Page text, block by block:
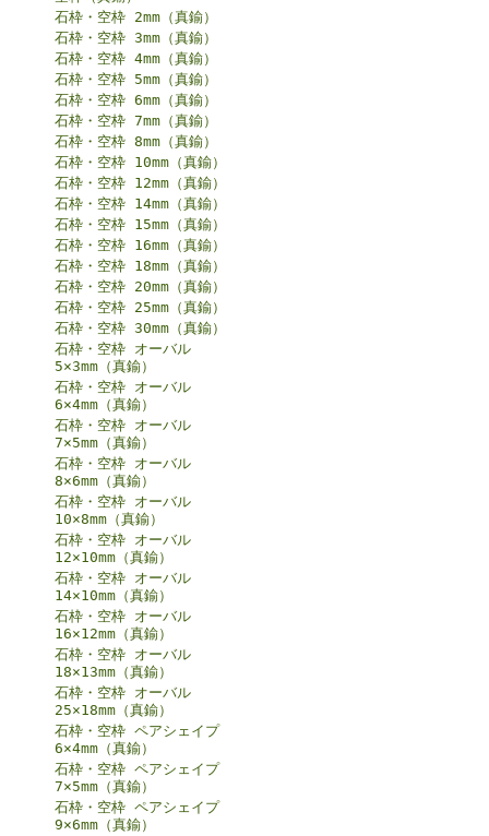
石枠・空枠 2mm（真鍮）
石枠・空枠 3mm（真鍮）
石枠・空枠 4mm（真鍮）
石枠・空枠 5mm（真鍮）
石枠・空枠 6mm（真鍮）
石枠・空枠 7mm（真鍮）
石枠・空枠 8mm（真鍮）
石枠・空枠 10mm（真鍮）
石枠・空枠 12mm（真鍮）
石枠・空枠 14mm（真鍮）
石枠・空枠 15mm（真鍮）
石枠・空枠 16mm（真鍮）
石枠・空枠 18mm（真鍮）
石枠・空枠 20mm（真鍮）
石枠・空枠 25mm（真鍮）
石枠・空枠 30mm（真鍮）
石枠・空枠 オーバル
5×3mm（真鍮）
石枠・空枠 オーバル
6×4mm（真鍮）
石枠・空枠 オーバル
7×5mm（真鍮）
石枠・空枠 オーバル
8×6mm（真鍮）
石枠・空枠 オーバル
10×8mm（真鍮）
石枠・空枠 オーバル
12×10mm（真鍮）
石枠・空枠 オーバル
14×10mm（真鍮）
石枠・空枠 オーバル
16×12mm（真鍮）
石枠・空枠 オーバル
18×13mm（真鍮）
石枠・空枠 オーバル
25×18mm（真鍮）
石枠・空枠 ペアシェイプ
6×4mm（真鍮）
石枠・空枠 ペアシェイプ
7×5mm（真鍮）
石枠・空枠 ペアシェイプ
9×6mm（真鍮）